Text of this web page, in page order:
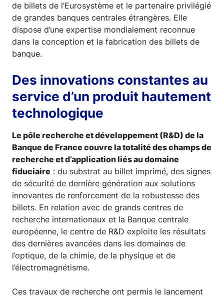
de billets de l’Eurosystème et le partenaire privilégié
de grandes banques centrales étrangères. Elle
dispose d’une expertise mondialement reconnue
dans la conception et la fabrication des billets de
banque.
Des innovations constantes au
service d’un produit hautement
technologique
Le pôle recherche et développement (R&D) de la
Banque de France couvre la totalité des champs de
recherche et d’application liés au domaine
fiduciaire : du substrat au billet imprimé, des signes
de sécurité de dernière génération aux solutions
innovantes de renforcement de la robustesse des
billets. En relation avec de grands centres de
recherche internationaux et la Banque centrale
européenne, le centre de R&D exploite les résultats
des dernières avancées dans les domaines de
l’optique, de la chimie, de la physique et de
l’électromagnétisme.
Ces travaux de recherche ont permis le lancement